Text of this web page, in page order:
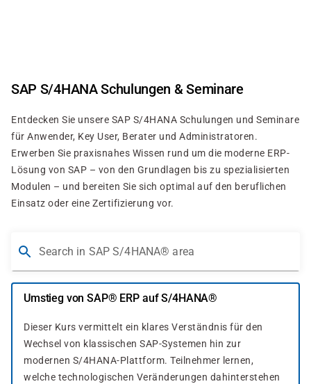
SAP S/4HANA Schulungen & Seminare
Entdecken Sie unsere SAP S/4HANA Schulungen und Seminare
für Anwender, Key User, Berater und Administratoren.
Erwerben Sie praxisnahes Wissen rund um die moderne ERP-
Lösung von SAP – von den Grundlagen bis zu spezialisierten
Modulen – und bereiten Sie sich optimal auf den beruflichen
Einsatz oder eine Zertifizierung vor.
Search in SAP S/4HANA® area
Umstieg von SAP® ERP auf S/4HANA®
Dieser Kurs vermittelt ein klares Verständnis für den
Wechsel von klassischen SAP-Systemen hin zur
modernen S/4HANA-Plattform. Teilnehmer lernen,
welche technologischen Veränderungen dahinterstehen